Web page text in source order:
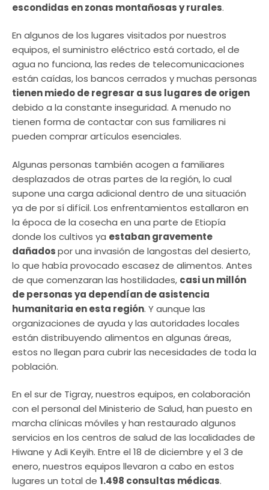
escondidas en zonas montañosas y rurales.
En algunos de los lugares visitados por nuestros
equipos, el suministro eléctrico está cortado, el de
agua no funciona, las redes de telecomunicaciones
están caídas, los bancos cerrados y muchas personas
tienen miedo de regresar a sus lugares de origen
debido a la constante inseguridad. A menudo no
tienen forma de contactar con sus familiares ni
pueden comprar artículos esenciales.
Algunas personas también acogen a familiares
desplazados de otras partes de la región, lo cual
supone una carga adicional dentro de una situación
ya de por sí difícil. Los enfrentamientos estallaron en
la época de la cosecha en una parte de Etiopía
donde los cultivos ya estaban gravemente
dañadospor una invasión de langostas del desierto,
lo que había provocado escasez de alimentos. Antes
de que comenzaran las hostilidades, casi un millón
de personas ya dependían de asistencia
humanitaria en esta región. Y aunque las
organizaciones de ayuda y las autoridades locales
están distribuyendo alimentos en algunas áreas,
estos no llegan para cubrir las necesidades de toda la
población.
En el sur de Tigray, nuestros equipos, en colaboración
con el personal del Ministerio de Salud, han puesto en
marcha clínicas móviles y han restaurado algunos
servicios en los centros de salud de las localidades de
Hiwane y Adi Keyih. Entre el 18 de diciembre y el 3 de
enero, nuestros equipos llevaron a cabo en estos
lugares un total de 1.498 consultas médicas.